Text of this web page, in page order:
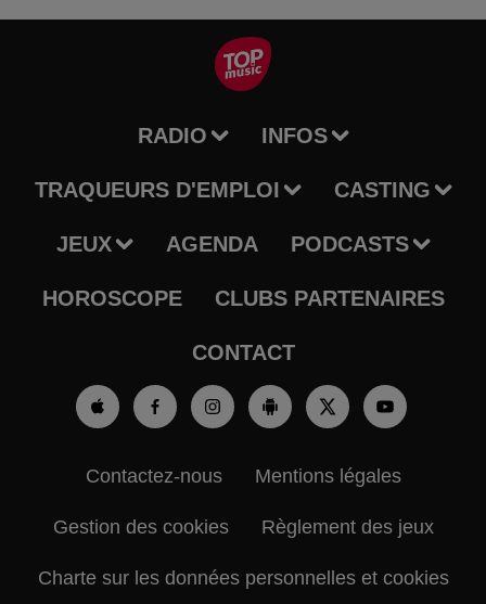
RADIO INFOS
TRAQUEURS D'EMPLOI CASTING
JEUX AGENDA PODCASTS
HOROSCOPE CLUBS PARTENAIRES
CONTACT
Contactez-nous Mentions légales
Gestion des cookies Règlement des jeux
Charte sur les données personnelles et cookies